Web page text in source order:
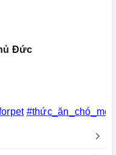
Đức
#thức_ăn_chó_mèo